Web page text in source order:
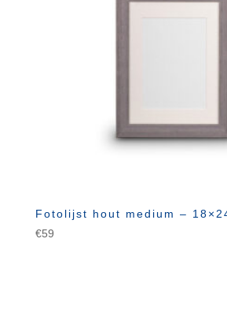
Fotolijst hout medium –
€59